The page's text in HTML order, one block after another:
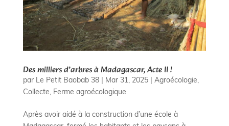
Des milliers d’arbres à Madagascar, Acte II !
par Le Petit Baobab 38| Mar 31, 2025| Agroécologie,
Collecte, Ferme agroécologique
Après avoir aidé à la construction d’une école à